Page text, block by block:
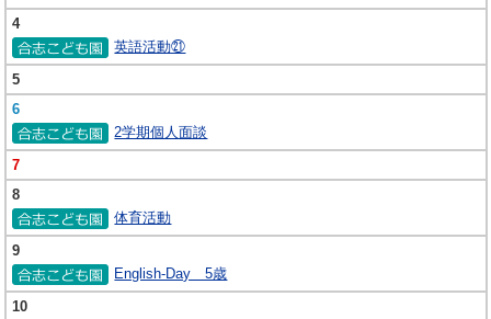
4
英語活動㉑
5
6
2学期個人面談
7
8
体育活動
9
English-Day 5歳
10